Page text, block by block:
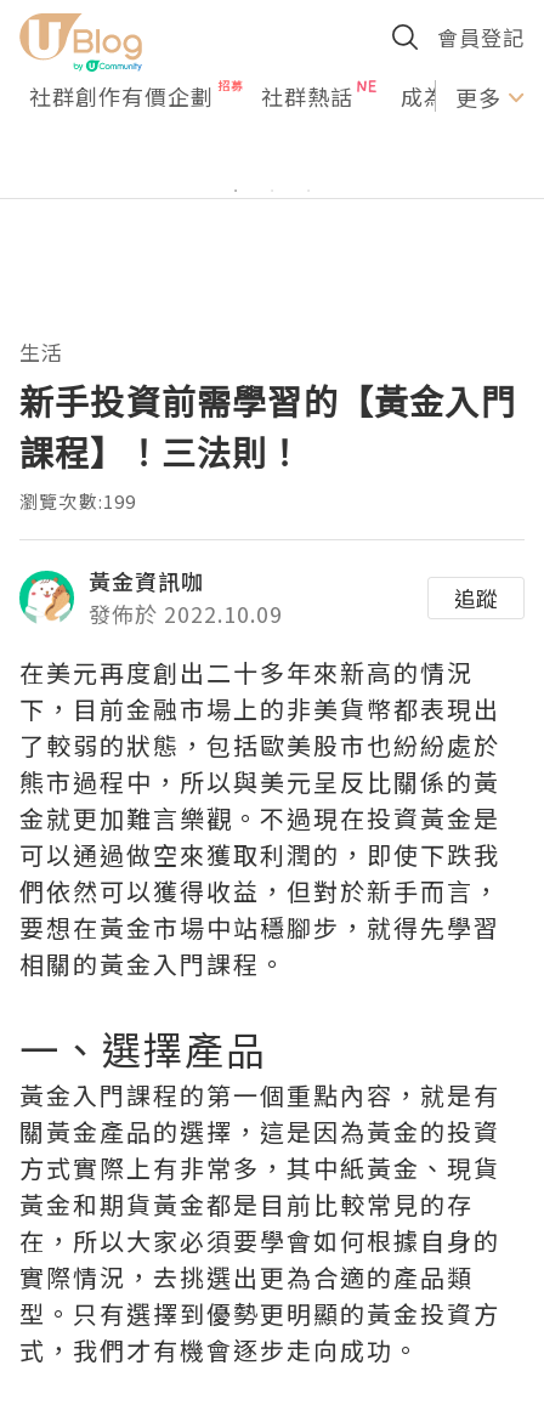
會員登記
社群創作有價企劃 社群熱話 成為U更多
生活
新手投資前需學習的【黃金入門
課程】！三法則！
瀏覽次數:199
黃金資訊咖
發佈於 2022.10.09
追蹤
在美元再度創出二十多年來新高的情況
下，目前金融市場上的非美貨幣都表現出
了較弱的狀態，包括歐美股市也紛紛處於
熊市過程中，所以與美元呈反比關係的黃
金就更加難言樂觀。不過現在投資黃金是
可以通過做空來獲取利潤的，即使下跌我
們依然可以獲得收益，但對於新手而言，
要想在黃金市場中站穩腳步，就得先學習
相關的黃金入門課程。
一、選擇產品
黃金入門課程的第一個重點內容，就是有
關黃金產品的選擇，這是因為黃金的投資
方式實際上有非常多，其中紙黃金、現貨
黃金和期貨黃金都是目前比較常見的存
在，所以大家必須要學會如何根據自身的
實際情況，去挑選出更為合適的產品類
型。只有選擇到優勢更明顯的黃金投資方
式，我們才有機會逐步走向成功。